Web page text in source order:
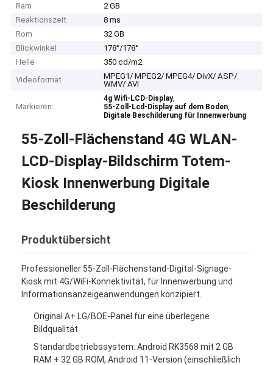
Ram
2 GB
Reaktionszeit
8 ms
Rom
32 GB
Blickwinkel
178°/178°
Helle
350 cd/m2
Videoformat
MPEG1/ MPEG2/ MPEG4/ DivX/ ASP/
WMV/ AVI
Markieren:
4g Wifi-LCD-Display,
55-Zoll-Lcd-Display auf dem Boden,
Digitale Beschilderung für Innenwerbung
55-Zoll-Flächenstand 4G WLAN-
LCD-Display-Bildschirm Totem-
Kiosk Innenwerbung Digitale
Beschilderung
Produktübersicht
Professioneller 55-Zoll-Flächenstand-Digital-Signage-
Kiosk mit 4G/WiFi-Konnektivität, für Innenwerbung und
Informationsanzeigeanwendungen konzipiert.
Original A+ LG/BOE-Panel für eine überlegene
Bildqualität
Standardbetriebssystem: Android RK3568 mit 2 GB
RAM + 32 GB ROM, Android 11-Version (einschließlich